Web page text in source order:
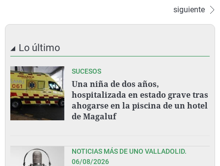
siguiente
Lo último
SUCESOS
Una niña de dos años,
hospitalizada en estado grave tras
ahogarse en la piscina de un hotel
de Magaluf
NOTICIAS MÁS DE UNO VALLADOLID.
06/08/2026